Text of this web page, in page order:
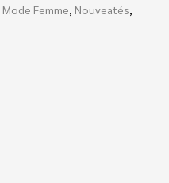
Mode Femme, Nouveatés,